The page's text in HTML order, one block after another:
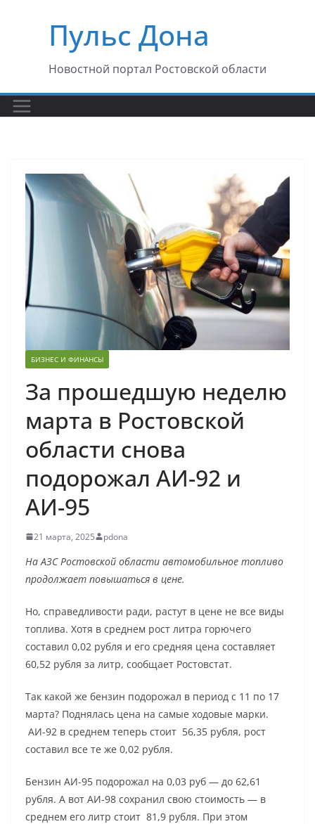
содержимомуПульс Дона
Новостной портал Ростовской области
БИЗНЕС И ФИНАНСЫ
За прошедшую неделю
марта в Ростовской
области снова
подорожал АИ-92 и
АИ-95
21 марта, 2025 pdona
На АЗС Ростовской области автомобильное топливо
продолжает повышаться в цене.
Но, справедливости ради, растут в цене не все виды
топлива. Хотя в среднем рост литра горючего
составил 0,02 рубля и его средняя цена составляет
60,52 рубля за литр, сообщает Ростовстат.
Так какой же бензин подорожал в период с 11 по 17
марта? Поднялась цена на самые ходовые марки.
АИ-92 в среднем теперь стоит 56,35 рубля, рост
составил все те же 0,02 рубля.
Бензин АИ-95 подорожал на 0,03 руб — до 62,61
рубля. А вот АИ-98 сохранил свою стоимость — в
среднем его литр стоит 81,9 рубля. При этом